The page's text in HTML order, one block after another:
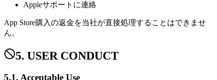
Appleサポートに連絡
App Store購入の返金を当社が直接処理することはできませ
ん。
5. USER CONDUCT
5.1. Acceptable Use